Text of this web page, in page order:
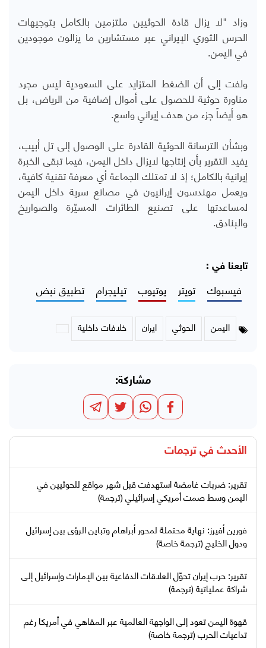
وزاد "لا يزال قادة الحوثيين ملتزمين بالكامل بتوجيهات
الحرس الثوري الإيراني عبر مستشارين ما يزالون موجودين
في اليمن.
ولفت إلى أن الضغط المتزايد على السعودية ليس مجرد
مناورة حوثية للحصول على أموال إضافية من الرياض، بل
هو أيضاً جزء من هدف إيراني واسع.
وبشأن الترسانة الحوثية القادرة على الوصول إلى تل أبيب،
يفيد التقرير بأن إنتاجها لايزال داخل اليمن، فيما تبقى الخبرة
إيرانية بالكامل؛ إذ لا تمتلك الجماعة أي معرفة تقنية كافية،
ويعمل مهندسون إيرانيون في مصانع سرية داخل اليمن
لمساعدتها على تصنيع الطائرات المسيّرة والصواريخ
والبنادق.
تابعنا في :
فيسبوك تويتر يوتيوب تيليجرام تطبيق نبض
اليمن الحوثي ايران خلافات داخلية
مشاركة:
الأحدث في ترجمات
تقرير: ضربات غامضة استهدفت قبل شهر مواقع للحوثيين في
اليمن وسط صمت أمريكي إسرائيلي (ترجمة)
فورين أفيرز: نهاية محتملة لمحور أبراهام وتباين الرؤى بين إسرائيل
ودول الخليج (ترجمة خاصة)
تقرير: حرب إيران تحوّل العلاقات الدفاعية بين الإمارات وإسرائيل إلى
شراكة عملياتية (ترجمة)
قهوة اليمن تعود إلى الواجهة العالمية عبر المقاهي في أمريكا رغم
تداعيات الحرب (ترجمة خاصة)